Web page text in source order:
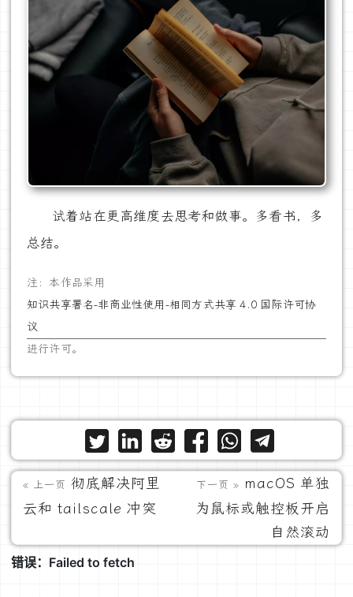
试着站在更高维度去思考和做事。多看书，多
总结。
注：本作品采用
知识共享署名-非商业性使用-相同方式共享 4.0 国际许可协
议
进行许可。
« 上一页 彻底解决阿里
云和 tailscale 冲突
下一页 » macOS 单独
为鼠标或触控板开启
自然滚动